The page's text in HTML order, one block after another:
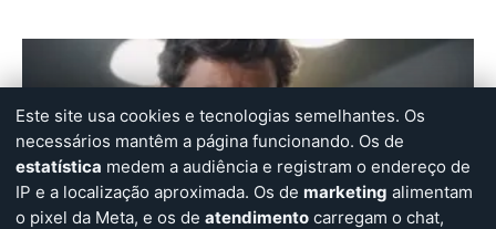
Este site usa cookies e tecnologias semelhantes. Os
necessários mantêm a página funcionando. Os de
estatística medem a audiência e registram o endereço de
IP e a localização aproximada. Os de marketing alimentam
o pixel da Meta, e os de atendimento carregam o chat,